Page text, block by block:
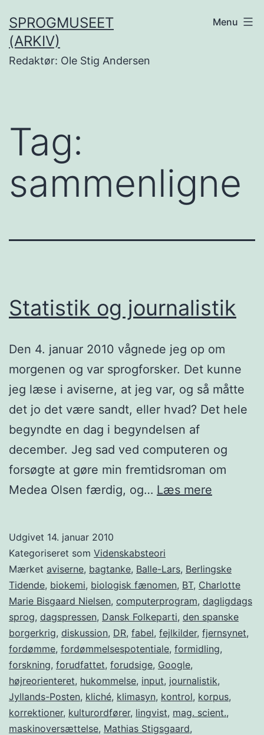
til
indhold
SPROGMUSEET
(ARKIV)
Redaktør: Ole Stig Andersen
Menu
Tag:
sammenligne
Statistik og journalistik
Den 4. januar 2010 vågnede jeg op om
morgenen og var sprogforsker. Det kunne
jeg læse i aviserne, at jeg var, og så måtte
det jo det være sandt, eller hvad? Det hele
begyndte en dag i begyndelsen af
december. Jeg sad ved computeren og
forsøgte at gøre min fremtidsroman om
Medea Olsen færdig, og… Læs mere
Udgivet 14. januar 2010
Kategoriseret som Videnskabsteori
Mærket aviserne, bagtanke, Balle-Lars, Berlingske
Tidende, biokemi, biologisk fænomen, BT, Charlotte
Marie Bisgaard Nielsen, computerprogram, dagligdags
sprog, dagspressen, Dansk Folkeparti, den spanske
borgerkrig, diskussion, DR, fabel, fejlkilder, fjernsynet,
fordømme, fordømmelsespotentiale, formidling,
forskning, forudfattet, forudsige, Google,
højreorienteret, hukommelse, input, journalistik,
Jyllands-Posten, kliché, klimasyn, kontrol, korpus,
korrektioner, kulturordfører, lingvist, mag. scient.,
maskinoversættelse, Mathias Stigsgaard,